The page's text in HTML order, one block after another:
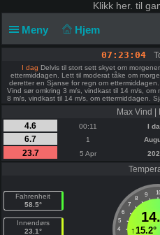
Klikk her. til
Meny Hjem
07:23:04
I dag Delvis til stort sett skyet om
ettermiddagen. Lett til moderat tåke om
deretter en Sjanse for regn om
Vind sør omkring 3 m/s, vindkast til 14 m/s,
8 m/s, vindkast til 14 m/s, om ettermiddagen.
omkring
Max Vind |
4.6
00:11 I
6.7
1
23.7
5 Apr
Fahrenheit
58.5°
Innendørs
23.1°
9
8
7
6
5
4
↑15.2°